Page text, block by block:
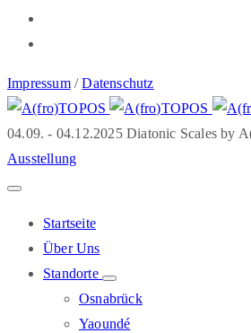
Impressum/Datenschutz
04.09. - 04.12.2025 Diatonic Scales by
Ausstellung
Startseite
Über Uns
Standorte
Osnabrück
Yaoundé